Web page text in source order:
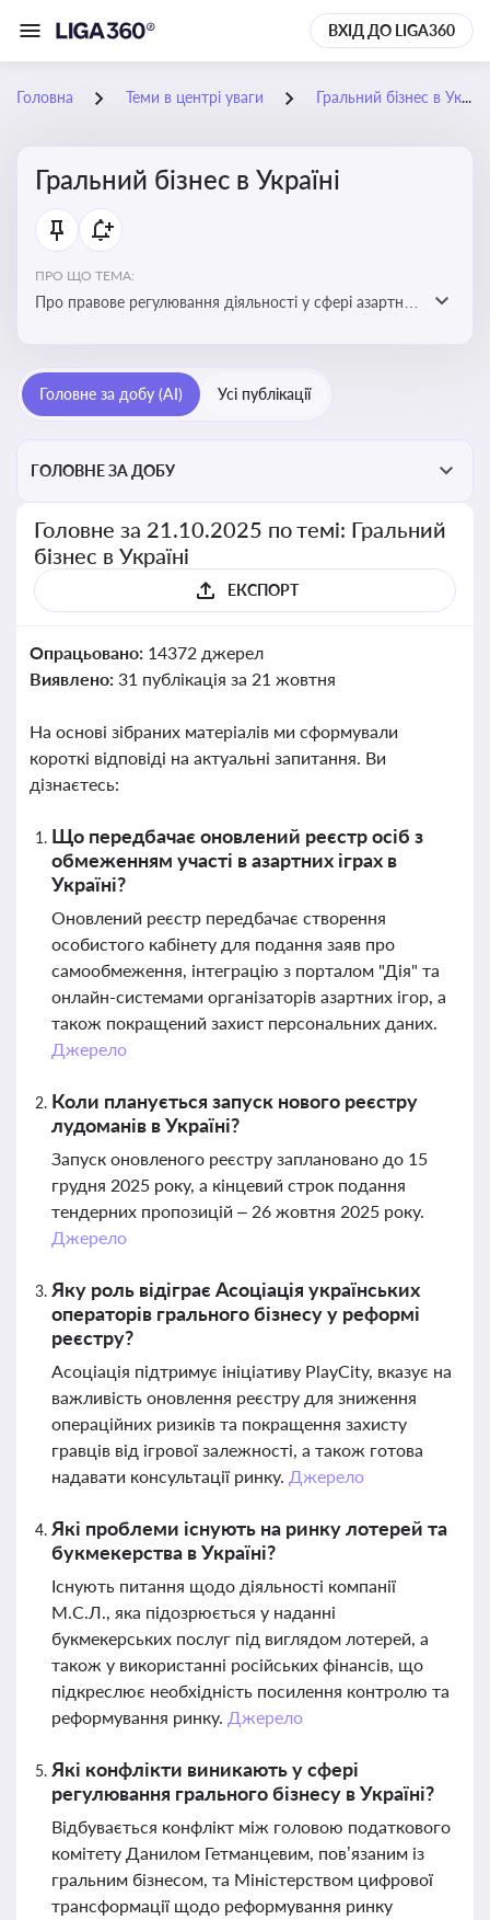
ВХІД ДО LIGA360
Головна Теми в центрі уваги Гральний бізнес в Україні
Гральний бізнес в Україні
ПРО ЩО ТЕМА:
Про правове регулювання діяльності у сфері азартних
реальні кейси
Головне за добу (AI) Усі публікації
ГОЛОВНЕ ЗА ДОБУ
Головне за 21.10.2025 по темі: Гральний
бізнес в Україні
ЕКСПОРТ
Опрацьовано: 14372 джерел
Виявлено: 31 публікація за 21 жовтня
На основі зібраних матеріалів ми сформували
короткі відповіді на актуальні запитання. Ви
дізнаєтесь:
Що передбачає оновлений реєстр осіб з
обмеженням участі в азартних іграх в
Україні?
Оновлений реєстр передбачає створення
особистого кабінету для подання заяв про
самообмеження, інтеграцію з порталом "Дія" та
онлайн-системами організаторів азартних ігор, а
також покращений захист персональних даних.
Джерело
Коли планується запуск нового реєстру
лудоманів в Україні?
Запуск оновленого реєстру заплановано до 15
грудня 2025 року, а кінцевий строк подання
тендерних пропозицій – 26 жовтня 2025 року.
Джерело
Яку роль відіграє Асоціація українських
операторів грального бізнесу у реформі
реєстру?
Асоціація підтримує ініціативу PlayCity, вказує на
важливість оновлення реєстру для зниження
операційних ризиків та покращення захисту
гравців від ігрової залежності, а також готова
надавати консультації ринку. Джерело
Які проблеми існують на ринку лотерей та
букмекерства в Україні?
Існують питання щодо діяльності компанії
М.С.Л., яка підозрюється у наданні
букмекерських послуг під виглядом лотерей, а
також у використанні російських фінансів, що
підкреслює необхідність посилення контролю та
реформування ринку. Джерело
Які конфлікти виникають у сфері
регулювання грального бізнесу в Україні?
Відбувається конфлікт між головою податкового
комітету Данилом Гетманцевим, пов’язаним із
гральним бізнесом, та Міністерством цифрової
трансформації щодо реформування ринку